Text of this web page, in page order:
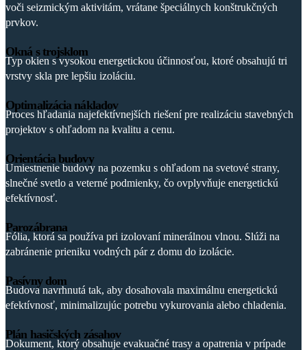
voči seizmickým aktivitám, vrátane špeciálnych konštrukčných
prvkov.
Okná s trojsklom
Typ okien s vysokou energetickou účinnosťou, ktoré obsahujú tri
vrstvy skla pre lepšiu izoláciu.
Optimalizácia nákladov
Proces hľadania najefektívnejších riešení pre realizáciu stavebných
projektov s ohľadom na kvalitu a cenu.
Orientácia budovy
Umiestnenie budovy na pozemku s ohľadom na svetové strany,
slnečné svetlo a veterné podmienky, čo ovplyvňuje energetickú
efektívnosť.
Parozábrana
Fólia, ktorá sa používa pri izolovaní minerálnou vlnou. Slúži na
zabránenie prieniku vodných pár z domu do izolácie.
Pasívny dom
Budova navrhnutá tak, aby dosahovala maximálnu energetickú
efektívnosť, minimalizujúc potrebu vykurovania alebo chladenia.
Plán hasičských zásahov
Dokument, ktorý obsahuje evakuačné trasy a opatrenia v prípade